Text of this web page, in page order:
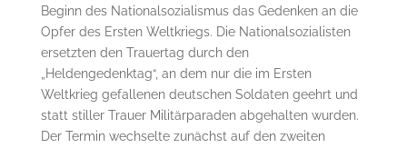
Beginn des Nationalsozialismus das Gedenken an die
Opfer des Ersten Weltkriegs. Die Nationalsozialisten
ersetzten den Trauertag durch den
„Heldengedenktag“, an dem nur die im Ersten
Weltkrieg gefallenen deutschen Soldaten geehrt und
statt stiller Trauer Militärparaden abgehalten wurden.
Der Termin wechselte zunächst auf den zweiten